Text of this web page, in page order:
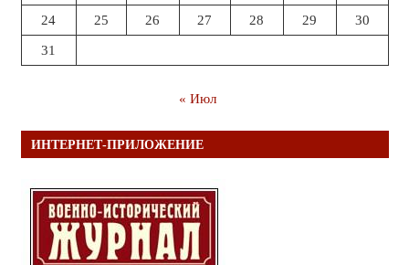
24 25 26 27 28 29 30
31
« Июл
ИНТЕРНЕТ-ПРИЛОЖЕНИЕ